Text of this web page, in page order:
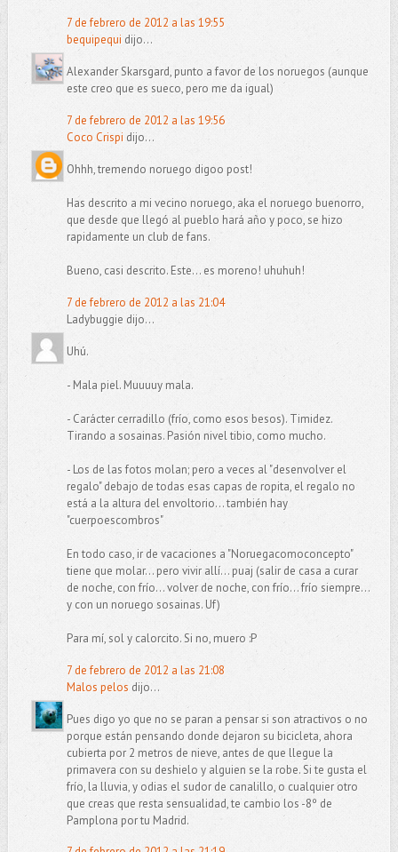
7 de febrero de 2012 a las 19:55
bequipequi dijo...
Alexander Skarsgard, punto a favor de los noruegos (aunque
este creo que es sueco, pero me da igual)
7 de febrero de 2012 a las 19:56
Coco Crispi dijo...
Ohhh, tremendo noruego digoo post!
Has descrito a mi vecino noruego, aka el noruego buenorro,
que desde que llegó al pueblo hará año y poco, se hizo
rapidamente un club de fans.
Bueno, casi descrito. Este... es moreno! uhuhuh!
7 de febrero de 2012 a las 21:04
Ladybuggie dijo...
Uhú.
- Mala piel. Muuuuy mala.
- Carácter cerradillo (frío, como esos besos). Timidez.
Tirando a sosainas. Pasión nivel tibio, como mucho.
- Los de las fotos molan; pero a veces al "desenvolver el
regalo" debajo de todas esas capas de ropita, el regalo no
está a la altura del envoltorio... también hay
"cuerpoescombros"
En todo caso, ir de vacaciones a "Noruegacomoconcepto"
tiene que molar... pero vivir allí... puaj (salir de casa a curar
de noche, con frío... volver de noche, con frío... frío siempre...
y con un noruego sosainas. Uf)
Para mí, sol y calorcito. Si no, muero :P
7 de febrero de 2012 a las 21:08
Malos pelos dijo...
Pues digo yo que no se paran a pensar si son atractivos o no
porque están pensando donde dejaron su bicicleta, ahora
cubierta por 2 metros de nieve, antes de que llegue la
primavera con su deshielo y alguien se la robe. Si te gusta el
frío, la lluvia, y odias el sudor de canalillo, o cualquier otro
que creas que resta sensualidad, te cambio los -8º de
Pamplona por tu Madrid.